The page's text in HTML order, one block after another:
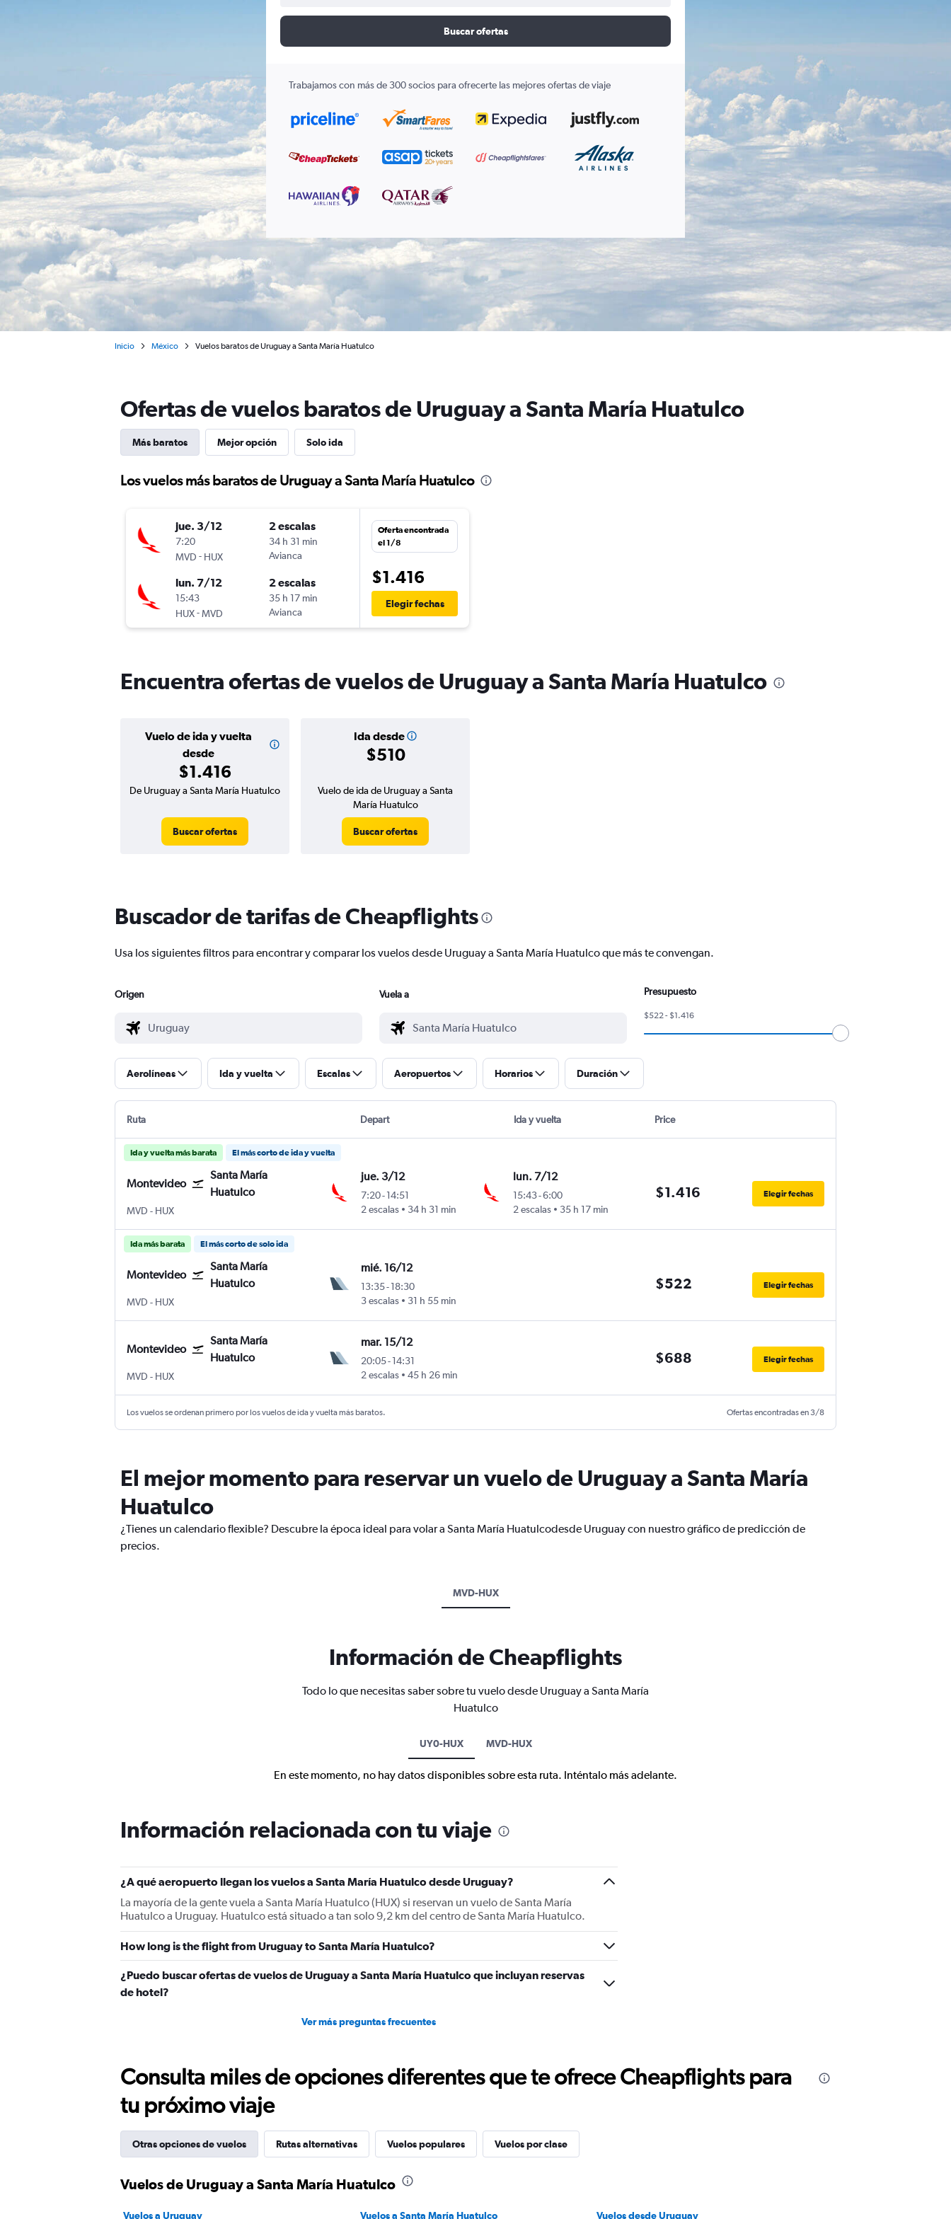
Buscar ofertas
Trabajamos con más de 300 socios para ofrecerte las mejores ofertas de viaje
Inicio México Vuelos baratos de Uruguay a Santa María Huatulco
Ofertas de vuelos baratos de Uruguay a Santa María Huatulco
Más baratos Mejor opción Solo ida
Los vuelos más baratos de Uruguay a Santa María Huatulco
jue. 3/12
7:20
MVD - HUX
2 escalas
34 h 31 min
Avianca
lun. 7/12
15:43
HUX-MVD
2 escalas
35 h 17 min
Avianca
Oferta encontrada
el 1/8
$1.416
Elegir fechas
Encuentra ofertas de vuelos de Uruguay a Santa María Huatulco
Vuelo de ida y vuelta
desde
$1.416
Ida desde
$510
De Uruguay a Santa María Huatulco
Buscar ofertas
Vuelo de ida de Uruguay a Santa
María Huatulco
Buscar ofertas
Buscador de tarifas de Cheapflights
Usa los siguientes filtros para encontrar y comparar los vuelos desde Uruguay a Santa María Huatulco que más te convengan.
Origen Vuela a Presupuesto
$522 - $1.416
Aerolíneas Ida y vuelta Escalas Aeropuertos Horarios Duración
Ruta Depart Ida y vuelta Price
Ida y vuelta más barata El más corto de ida y vuelta
Montevideo
Santa María
Huatulco
MVD Montevideo Internacional de Carrasco
- HUX
jue. 3/12
7:20-14:51
2 escalas
34 h 31 min
lun. 7/12
15:43-6:00
2 escalas
35 h 17 min
$1.416 Elegir fechas
Ida más barata El más corto de solo ida
Montevideo
Santa María
Huatulco
MVD Montevideo Internacional de Carrasco
- HUX
mié. 16/12
13:35-18:30
3 escalas
31 h 55 min
$522 Elegir fechas
Montevideo
Santa María
Huatulco
MVD Montevideo Internacional de Carrasco
- HUX
mar. 15/12
20:05-14:31
2 escalas
45 h 26 min
$688 Elegir fechas
Los vuelos se ordenan primero por los vuelos de ida y vuelta más baratos. Ofertas encontradas en 3/8
El mejor momento para reservar un vuelo de Uruguay a Santa María
Huatulco
¿Tienes un calendario flexible? Descubre la época ideal para volar a Santa María Huatulcodesde Uruguay con nuestro gráfico de predicción de
precios.
MVD-HUX
Información de Cheapflights
Todo lo que necesitas saber sobre tu vuelo desde Uruguay a Santa María
Huatulco
UY0-HUX MVD-HUX
En este momento, no hay datos disponibles sobre esta ruta. Inténtalo más adelante.
Información relacionada con tu viaje
¿A qué aeropuerto llegan los vuelos a Santa María Huatulco desde Uruguay?
La mayoría de la gente vuela a Santa María Huatulco (HUX) si reservan un vuelo de Santa María
Huatulco a Uruguay. Huatulco está situado a tan solo 9,2 km del centro de Santa María Huatulco.
How long is the flight from Uruguay to Santa María Huatulco?
¿Puedo buscar ofertas de vuelos de Uruguay a Santa María Huatulco que incluyan reservas
de hotel?
Ver más preguntas frecuentes
Consulta miles de opciones diferentes que te ofrece Cheapflights para
tu próximo viaje
Otras opciones de vuelos Rutas alternativas Vuelos populares Vuelos por clase
Vuelos de Uruguay a Santa María Huatulco
Vuelos a Uruguay Vuelos a Santa María Huatulco Vuelos desde Uruguay